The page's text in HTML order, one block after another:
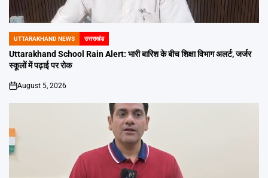
POSTED
IN
UTTARAKHAND NEWS उत्तराखंड
Uttarakhand School Rain Alert: भारी बारिश के बीच शिक्षा विभाग अलर्ट, जर्जर
स्कूलों में पढ़ाई पर रोक
on
August 5, 2026